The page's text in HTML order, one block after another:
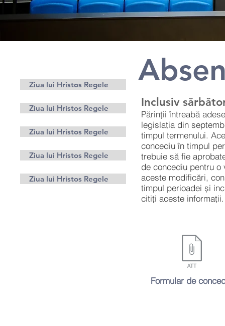
Ziua lui Hristos Regele
Ziua lui Hristos Regele
Ziua lui Hristos Regele
Ziua lui Hristos Regele
Ziua lui Hristos Regele
Inclusiv
Părinții întreabă
legislația din
timpul termenului.
concediu în timpul
trebuie să fie
de concediu pentru
aceste modificări,
timpul perioadei și
citiți aceste informații.
Formular de